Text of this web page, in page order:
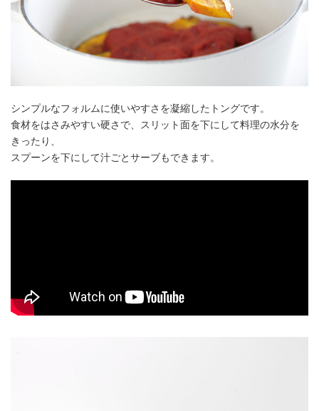
シンプルなフォルムに使いやすさを凝縮したトングです。
食材をはさみやすい硬さで、スリット面を下にして料理の水分を
きったり、
スプーンを下にして汁ごとサーブもできます。